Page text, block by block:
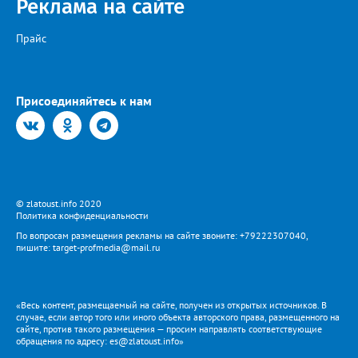
Реклама на сайте
Прайс
Присоединяйтесь к нам
© zlatoust.info 2020
Политика конфиденциальности
По вопросам размещения рекламы на сайте звоните: +79222307040,
пишите: target-profmedia@mail.ru
«Весь контент, размещаемый на сайте, получен из открытых источников. В
случае, если автор того или иного объекта авторского права, размещенного на
сайте, против такого размещения — просим направлять соответствующие
обращения по адресу: es@zlatoust.info»